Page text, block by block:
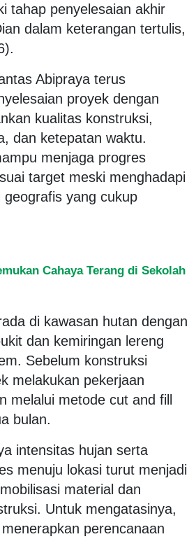
tahap penyelesaian akhir
dalam keterangan tertulis,
Abipraya terus
proyek dengan
kualitas konstruksi,
dan ketepatan waktu.
menjaga progres
target meski menghadapi
yang cukup
Cahaya Terang di Sekolah
di kawasan hutan dengan
dan kemiringan lereng
Sebelum konstruksi
melakukan pekerjaan
melalui metode cut and fill
bulan.
intensitas hujan serta
menuju lokasi turut menjadi
material dan
Untuk mengatasinya,
perencanaan